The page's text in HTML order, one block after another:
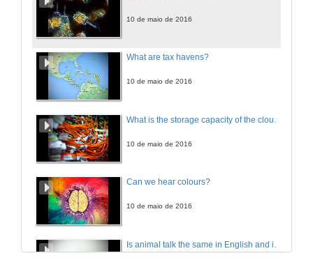
10 de maio de 2016
What are tax havens?
10 de maio de 2016
10 de maio de 2016
Can we hear colours?
10 de maio de 2016